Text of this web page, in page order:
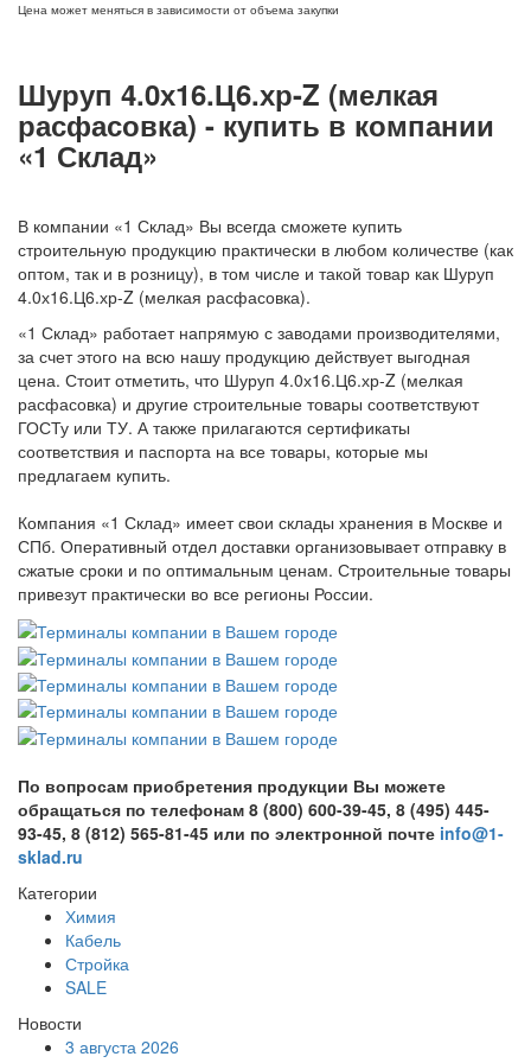
Цена может меняться в зависимости от объема закупки
Шуруп 4.0х16.Ц6.хр-Z (мелкая
расфасовка) - купить в компании
«1 Склад»
В компании «1 Склад» Вы всегда сможете купить
строительную продукцию практически в любом количестве (как
оптом, так и в розницу), в том числе и такой товар как Шуруп
4.0х16.Ц6.хр-Z (мелкая расфасовка).
«1 Склад» работает напрямую с заводами производителями,
за счет этого на всю нашу продукцию действует выгодная
цена. Стоит отметить, что Шуруп 4.0х16.Ц6.хр-Z (мелкая
расфасовка) и другие строительные товары соответствуют
ГОСТу или ТУ. А также прилагаются сертификаты
соответствия и паспорта на все товары, которые мы
предлагаем купить.
Компания «1 Склад» имеет свои склады хранения в Москве и
СПб. Оперативный отдел доставки организовывает отправку в
сжатые сроки и по оптимальным ценам. Строительные товары
привезут практически во все регионы России.
По вопросам приобретения продукции Вы можете
обращаться по телефонам 8 (800) 600-39-45, 8 (495) 445-
93-45, 8 (812) 565-81-45 или по электронной почте info@1-
sklad.ru
Категории
Химия
Кабель
Стройка
SALE
Новости
3 августа 2026